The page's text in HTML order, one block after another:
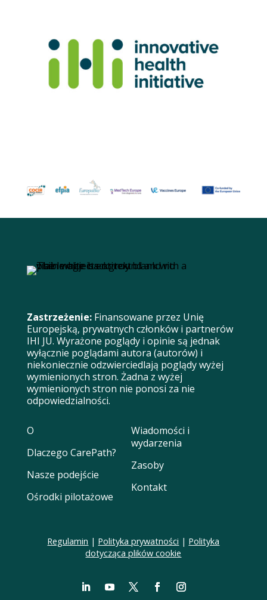
Zastrzeżenie:Finansowane przez Unię
Europejską, prywatnych członków i partnerów
IHI JU. Wyrażone poglądy i opinie są jednak
wyłącznie poglądami autora (autorów) i
niekoniecznie odzwierciedlają poglądy wyżej
wymienionych stron. Żadna z wyżej
wymienionych stron nie ponosi za nie
odpowiedzialności.
O
Dlaczego CarePath?
Nasze podejście
Ośrodki pilotażowe
Wiadomości i
wydarzenia
Zasoby
Kontakt
Regulamin | Polityka prywatności | Polityka
dotycząca plików cookie